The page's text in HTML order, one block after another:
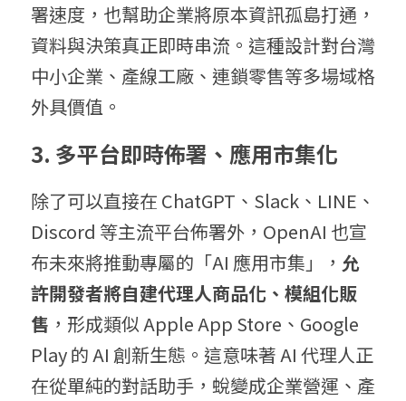
署速度，也幫助企業將原本資訊孤島打通，
資料與決策真正即時串流。這種設計對台灣
中小企業、產線工廠、連鎖零售等多場域格
外具價值。
3. 多平台即時佈署、應用市集化
除了可以直接在 ChatGPT、Slack、LINE、
Discord 等主流平台佈署外，OpenAI 也宣
布未來將推動專屬的「AI 應用市集」， 允
許開發者將自建代理人商品化、模組化販
售 ，形成類似 Apple App Store、Google
Play 的 AI 創新生態。這意味著 AI 代理人正
在從單純的對話助手，蛻變成企業營運、產